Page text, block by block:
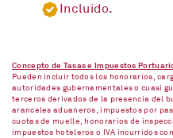
Incluido.
Concepto de Tasas e Impuestos
Pueden incluir todos los honorarios,
autoridades gubernamentales o cuasi
terceros derivados de la presencia del
aranceles aduaneros, impuestos por
cuotas de muelle, honorarios de
impuestos hoteleros o IVA incurridos